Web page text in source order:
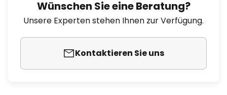
Wünschen Sie eine Beratung?
Unsere Experten stehen Ihnen zur Verfügung.
Kontaktieren Sie uns